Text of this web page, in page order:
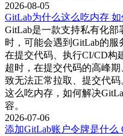
include:
- template: Security/
这样，GitLab会自动在CI/
成扫描报告。
3. 启用DAST：
类似于SAST，GitLab也提
全测试。在`.gitlab-ci.yml`文
2026-08-05
GitLab为什么这么吃内存
GitLab是一款支持私有化部
时，可能会遇到GitLab的
在提交代码、执行CI/CD构
超时，在提交代码的高峰
致无法正常拉取、提交代
这么吃内存，如何解决
容。
2026-07-06
添加GitLab账户令牌是什么